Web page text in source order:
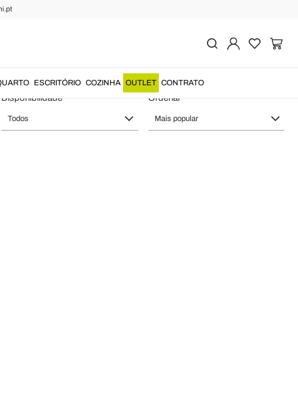
ESCRITÓRIO COZINHA OUTLET CONTRATO
na Itália
Disponibilidade
Todos
Ordenar
Mais popular